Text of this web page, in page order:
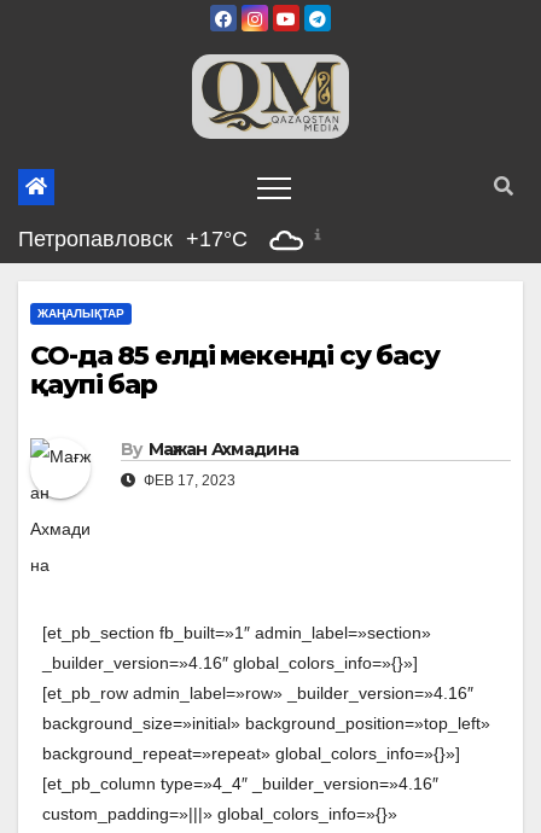
Петропавловск +17°C
ЖАҢАЛЫҚТАР
СҚО-да 85 елді мекенді су басу
қаупі бар
By Мағжан Ахмадина
ФЕВ 17, 2023
[et_pb_section fb_built=»1″ admin_label=»section»
_builder_version=»4.16″ global_colors_info=»{}»]
[et_pb_row admin_label=»row» _builder_version=»4.16″
background_size=»initial» background_position=»top_left»
background_repeat=»repeat» global_colors_info=»{}»]
[et_pb_column type=»4_4″ _builder_version=»4.16″
custom_padding=»|||» global_colors_info=»{}»